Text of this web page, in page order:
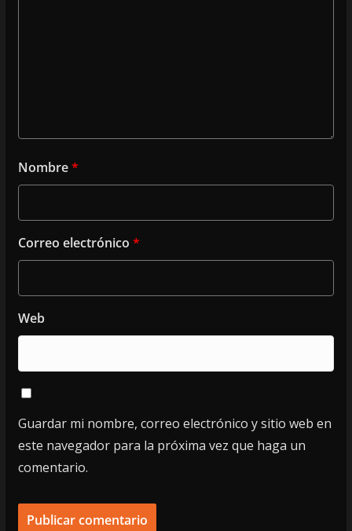
Nombre*
Correo electrónico *
Web
Guardar mi nombre, correo electrónico y sitio web en
este navegador para la próxima vez que haga un
comentario.